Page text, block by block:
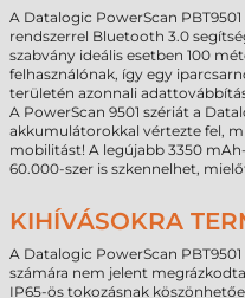
A Datalogic PowerScan
rendszerrel Bluetooth 3.0
szabvány ideális esetben 100
felhasználónak, így egy
területén azonnali
A PowerScan 9501 szériát a
akkumulátorokkal vértezte fel,
mobilitást! A legújabb 3350
60.000-szer is szkennelhet,
KIHÍVÁSOKRA
A Datalogic PowerScan
számára nem jelent
IP65-ös tokozásnak